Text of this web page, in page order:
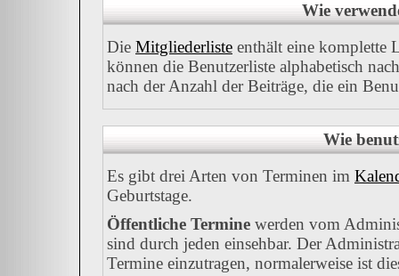
Wie
Die Mitgliederliste enthält eine komplette
können die Benutzerliste alphabetisch
nach der Anzahl der Beiträge, die ein
Wie
Es gibt drei Arten von Terminen im
Geburtstage.
Öffentliche Termine werden vom
sind durch jeden einsehbar. Der
Termine einzutragen, normalerweise ist